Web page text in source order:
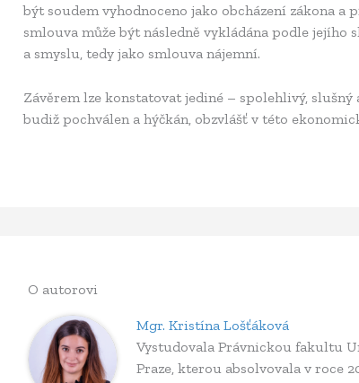
být soudem vyhodnoceno jako obcházení zákona a
smlouva může být následně vykládána podle jejího
a smyslu, tedy jako smlouva nájemní.
Závěrem lze konstatovat jediné – spolehlivý, slušný
budiž pochválen a hýčkán, obzvlášť v této
O autorovi
Mgr. Kristína Lošťáková
Vystudovala Právnickou fakultu
Praze, kterou absolvovala v roce